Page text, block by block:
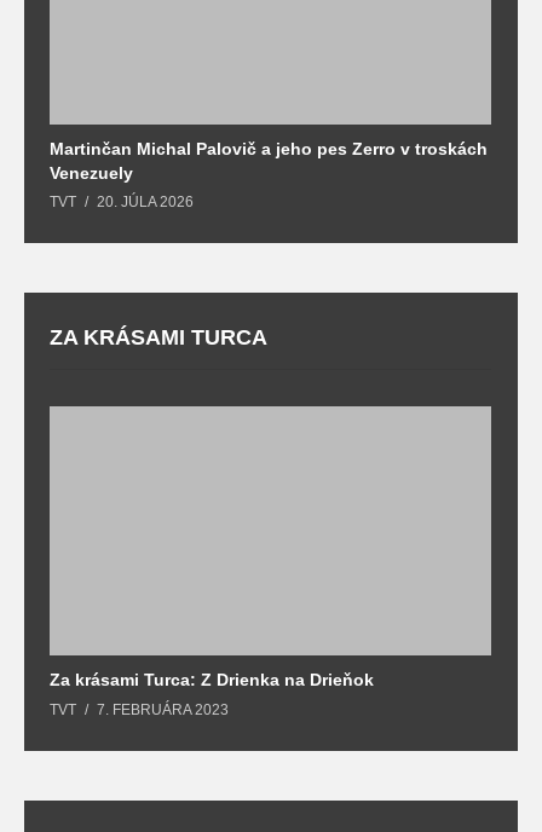
Martinčan Michal Palovič a jeho pes Zerro v troskách
Venezuely
TVT 20. JÚLA 2026
ZA KRÁSAMI TURCA
Za krásami Turca: Z Drienka na Drieňok
TVT 7. FEBRUÁRA 2023